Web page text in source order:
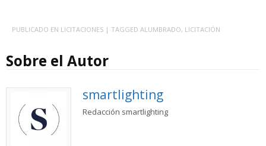
PUBLICADO EN LICITACIONES | TAGGED ALUMBRADO, LICITACIÓN
Sobre el Autor
smartlighting
Redacción smartlighting